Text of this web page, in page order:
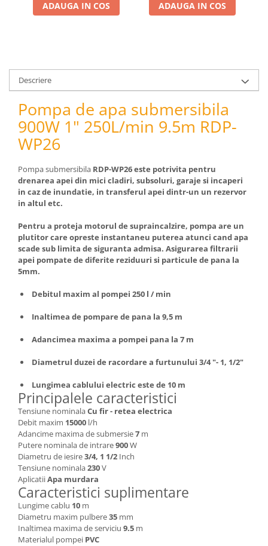
pneumatice
Cricuri pneumatice
Echipamente electrice
Role Prelungitoare
Polizoare unghiulare
Echipamente auto
Unelte de mana
Scule pneumatice
Podele hidraulice & Presa de banc
& Truse reparatii caroserie
Cabluri si incarcatoare acumulator
Echipamente de ridicat
Chinga ancorare
Depozitare si organizare
Echipamente de curatenie
ADAUGA IN COS ADAUGA IN COS
Descriere
Pompa de apa submersibila
900W 1" 250L/min 9.5m RDP-
WP26
Pompa submersibila RDP-WP26 este potrivita pentru
drenarea apei din mici cladiri, subsoluri, garaje si incaperi
in caz de inundatie, in transferul apei dintr-un un rezervor
in altul etc.
Pentru a proteja motorul de supraincalzire, pompa are un
plutitor care opreste instantaneu puterea atunci cand apa
scade sub limita de siguranta admisa. Asigurarea filtrarii
apei pompate de diferite reziduuri si particule de pana la
5mm.
Debitul maxim al pompei 250 l / min
Inaltimea de pompare de pana la 9,5 m
Adancimea maxima a pompei pana la 7 m
Diametrul duzei de racordare a furtunului 3/4 "- 1, 1/2"
Lungimea cablului electric este de 10 m
Principalele caracteristici
Tensiune nominalaCu fir - retea electrica
Debit maxim 15000 l/h
Adancime maxima de submersie7 m
Putere nominala de intrare900W
Diametru de iesire3/4, 1 1/2 Inch
Tensiune nominala230V
AplicatiiApa murdara
Caracteristici suplimentare
Lungime cablu 10 m
Diametru maxim pulbere35 mm
Inaltimea maxima de serviciu 9.5 m
Materialul pompei PVC